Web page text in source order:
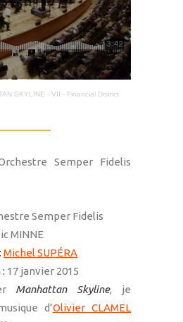
SKYLINE - VII - Financial District
Semper Fidelis
Semper Fidelis
MINNE
Michel SUPÉRA
17 janvier 2015
Manhattan Skyline, je
d’Olivier CLAMEL